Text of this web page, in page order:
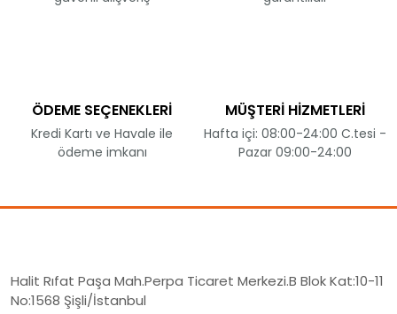
ÖDEME SEÇENEKLERİ
Kredi Kartı ve Havale ile
ödeme imkanı
MÜŞTERİ HİZMETLERİ
Hafta içi: 08:00-24:00 C.tesi -
Pazar 09:00-24:00
Halit Rıfat Paşa Mah.Perpa Ticaret Merkezi.B Blok Kat:10-11
No:1568 Şişli/İstanbul